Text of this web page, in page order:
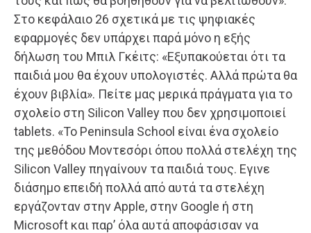
Στο κεφάλαιο 26 σχετικά με τις ψηφιακές
εφαρμογές δεν υπάρχει παρά μόνο η εξής
δήλωση του Μπιλ Γκέιτς: «Εξυπακούεται ότι τα
παιδιά μου θα έχουν υπολογιστές. Αλλά πρώτα θα
έχουν βιβλία». Πείτε μας μερικά πράγματα για το
σχολείο στη Silicon Valley που δεν χρησιμοποιεί
tablets. «Το Peninsula School είναι ένα σχολείο
της μεθόδου Μοντεσόρι όπου πολλά στελέχη της
Silicon Valley πηγαίνουν τα παιδιά τους. Εγινε
διάσημο επειδή πολλά από αυτά τα στελέχη
εργάζονταν στην Apple, στην Google ή στη
Microsoft και παρ’ όλα αυτά αποφάσισαν να